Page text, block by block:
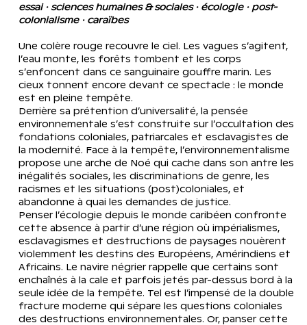
essai · sciences humaines & sociales · écologie · post-
colonialisme · caraïbes
Une colère rouge recouvre le ciel. Les vagues s’agitent,
l’eau monte, les forêts tombent et les corps
s’enfoncent dans ce sanguinaire gouffre marin. Les
cieux tonnent encore devant ce spectacle : le monde
est en pleine tempête.
Derrière sa prétention d’universalité, la pensée
environnementale s’est construite sur l’occultation des
fondations coloniales, patriarcales et esclavagistes de
la modernité. Face à la tempête, l’environnementalisme
propose une arche de Noé qui cache dans son antre les
inégalités sociales, les discriminations de genre, les
racismes et les situations (post)coloniales, et
abandonne à quai les demandes de justice.
Penser l’écologie depuis le monde caribéen confronte
cette absence à partir d’une région où impérialismes,
esclavagismes et destructions de paysages nouèrent
violemment les destins des Européens, Amérindiens et
Africains. Le navire négrier rappelle que certains sont
enchaînés à la cale et parfois jetés par-dessus bord à la
seule idée de la tempête. Tel est l’impensé de la double
fracture moderne qui sépare les questions coloniales
des destructions environnementales. Or, panser cette